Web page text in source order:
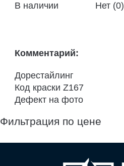
В наличии
Нет (0)
Комментарий:
Дорестайлинг
Код краски Z167
Дефект на фото
Фильтрация по цене